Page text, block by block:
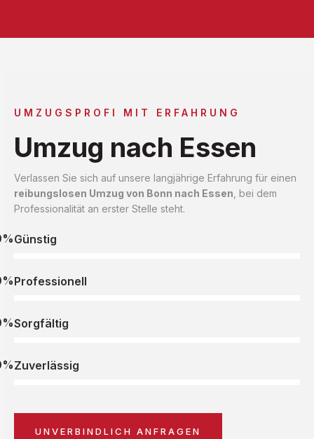
UMZUGSPROFI MIT ERFAHRUNG
Umzug nach Essen
Verlassen Sie sich auf unsere langjährige Erfahrung für einen
reibungslosen Umzug von Bonn nach Essen , bei dem
Professionalität an erster Stelle steht.
Günstig
Professionell
Sorgfältig
Zuverlässig
UNVERBINDLICH ANFRAGEN